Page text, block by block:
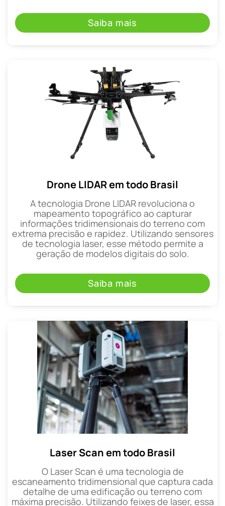
Saiba mais
Drone LIDAR em todo Brasil
A tecnologia Drone LIDAR revoluciona o
mapeamento topográfico ao capturar
informações tridimensionais do terreno com
extrema precisão e rapidez. Utilizando sensores
de tecnologia laser, esse método permite a
geração de modelos digitais do solo.
Saiba mais
Laser Scan em todo Brasil
O Laser Scan é uma tecnologia de
escaneamento tridimensional que captura cada
detalhe de uma edificação ou terreno com
máxima precisão. Utilizando feixes de laser, essa